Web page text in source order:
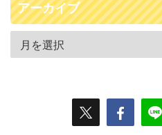
アーカイブ